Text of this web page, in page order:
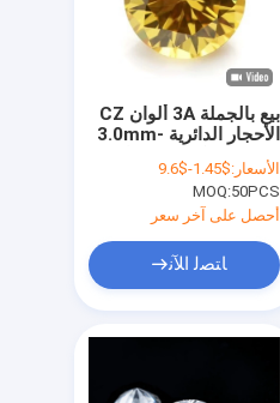
بيع بالجملة 3A ألوان CZ
الأحجار الدائرية 3.0mm-
موسانيت الماس
للمجوهرات الفضية
الأسعار:$1.45-$9.6
MOQ:50PCS
أحصل على آخر سعر
ﺎﺘﺼﻟ ﺍﻶﻧ